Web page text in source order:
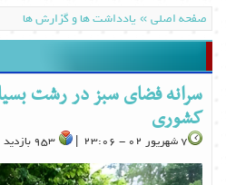
صفحه اصلی»یادداشت ها و گزارش ها
سرانه فضای سبز در رشت
کشوری
7 شهریور 02 - 23:06 |